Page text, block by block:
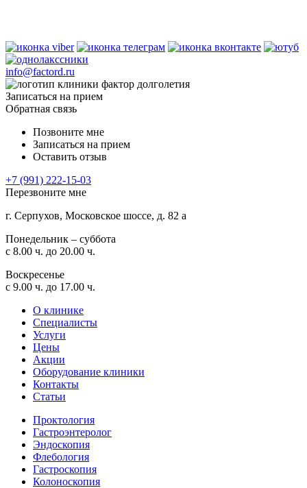
info@factord.ru
Записаться на прием
Обратная связь
Позвоните мне
Записаться на прием
Оставить отзыв
+7 (991) 222-15-03
Перезвоните мне
г. Серпухов, Московское шоссе, д. 82 а
Понедельник – суббота
с 8.00 ч. до 20.00 ч.
Воскресенье
с 9.00 ч. до 17.00 ч.
О клинике
Специалисты
Услуги
Цены
Акции
Оборудование клиники
Контакты
Статьи
Проктология
Гастроэнтеролог
Эндоскопия
Флебология
Гастроскопия
Колоноскопия